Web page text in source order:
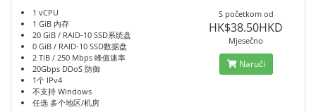
1 vCPU
1 GiB 内存
20 GiB / RAID-10 SSD系统盘
0 GiB / RAID-10 SSD数据盘
2 TiB / 250 Mbps 峰值速率
20Gbps DDoS 防御
1个 IPv4
不支持 Windows
任选 多个地区/机房
S početkom od
HK$38.50HKD
Mjesečno
Naruči